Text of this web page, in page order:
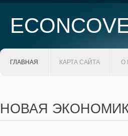
ГЛАВНАЯ КАРТА САЙТА О
НОВАЯ